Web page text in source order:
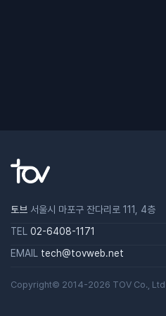
토브 서울시 마포구 잔다리로 111, 4층
TEL 02-6408-1171
EMAIL tech@tovweb.net
Copyright© 2014-2026 TOV Co.,